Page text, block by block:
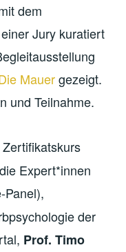
dem
Jury kuratiert
Mauergezeigt.
und Teilnahme.
Zertifikatskurs
Expert*innen
Panel),
der
Prof. Timo